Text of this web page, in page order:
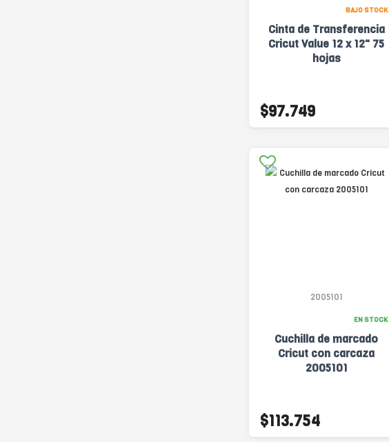
BAJO STOCK
Cinta de Transferencia
Cricut Value 12 x 12" 75
hojas
$97.749
2005101
EN STOCK
Cuchilla de marcado
Cricut con carcaza
2005101
$113.754